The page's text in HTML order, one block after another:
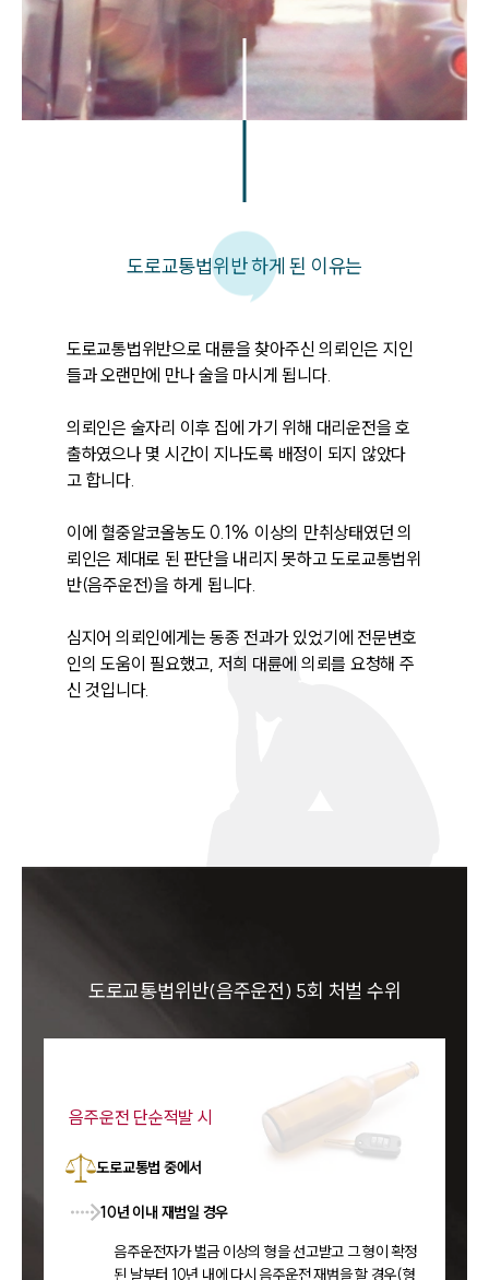
도로교통법위반 하게 된 이유는
도로교통법위반으로 대륜을 찾아주신 의뢰인은 지인
들과 오랜만에 만나 술을 마시게 됩니다.
의뢰인은 술자리 이후 집에 가기 위해 대리운전을 호
출하였으나 몇 시간이 지나도록 배정이 되지 않았다
고 합니다.
이에 혈중알코올농도 0.1% 이상의 만취상태였던 의
뢰인은 제대로 된 판단을 내리지 못하고 도로교통법위
반(음주운전)을 하게 됩니다.
심지어 의뢰인에게는 동종 전과가 있었기에 전문변호
인의 도움이 필요했고, 저희 대륜에 의뢰를 요청해 주
신 것입니다.
도로교통법위반(음주운전) 5회 처벌 수위
음주운전 단순적발 시
도로교통법 중에서
10년 이내 재범일 경우
음주운전자가 벌금 이상의 형을 선고받고 그 형이 확정
된 날부터 10년 내에 다시 음주운전 재범을 할 경우(형